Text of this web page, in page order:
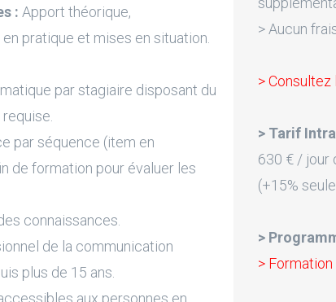
: Apport théorique,
pratique et mises en situation.
par stagiaire disposant du
par séquence (item en
de formation pour évaluer les
connaissances.
de la communication
plus de 15 ans.
aux personnes en
> Aucun
>
> Tarif
630 € / jour
(+15%
>
>